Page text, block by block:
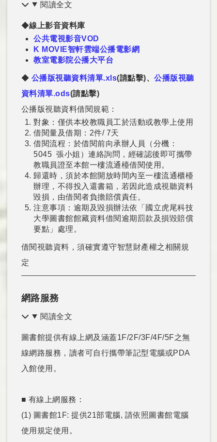
閱讀全文
◆線上影音資料庫
公共電視影音VOD
K MOVIE智軒雲端公播電影網
教室電影院公播大平台
◆ 公播版視聽資料清單.xls(請點擊)、公播版視聽
資料清單.ods(請點擊)
公播版視聽資料借閱規範：
對象：僅供本校教職員工於活動或教學上使用
借閱量及借期：2件/ 7天
借閱流程：於借閱前向承辦人員（分機：
5045 張小姐）連絡詢問，經確認後即可攜帶
教職員證至本館一樓流通檯借閱使用。
歸還時，須於本館開放時間內至一樓流通櫃檯
辦理，不得投入還書箱，若因此造成視聽資料
毀損，由借閱者負擔賠償責任。
注意事項：逾期及毀損辦法依「國立虎尾科技
大學圖書館館藏資料借閱逾期罰款及損毀賠償
要點」處理。
借閱視聽資料，須確實遵守智慧財產權之相關規
定
網路服務
閱讀全文
圖書館提供有線上網及涵蓋1F/2F/3F/4F/5F之無
線網路服務，讀者可自行攜帶筆記型電腦或PDA
入館使用。
■ 有線上網服務：
(1) 圖書館1F: 提供21部電腦, 請依照圖書館電腦
使用規定使用。